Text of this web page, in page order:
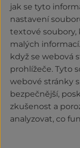
jak se tyto
nastavení
textové soubory,
malých
když se webová
prohlížeče. Tyto
webové stránky
bezpečnější,
zkušenost a
analyzovat, co